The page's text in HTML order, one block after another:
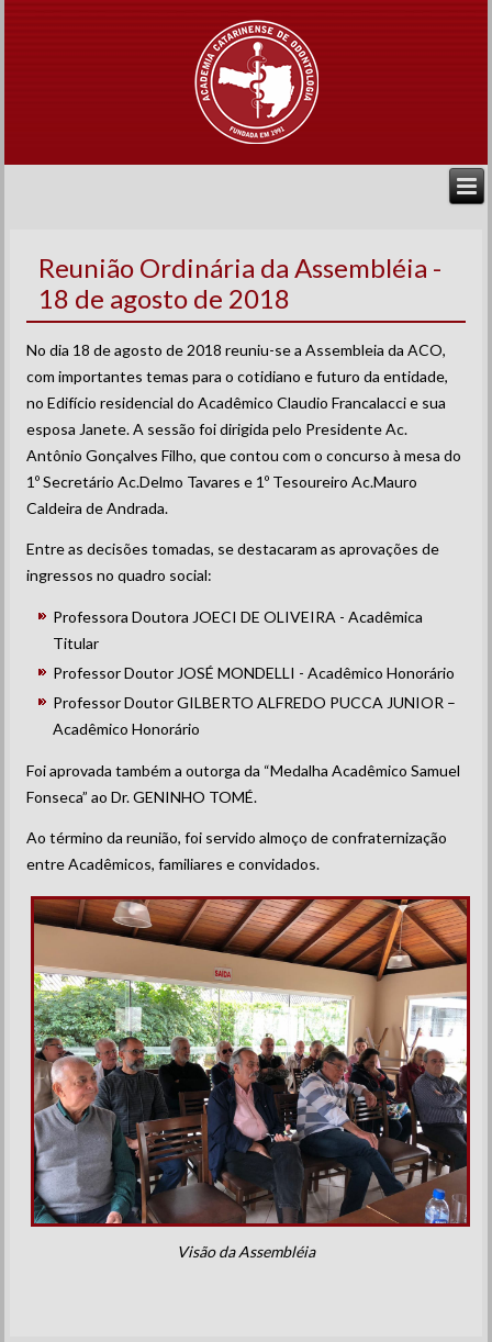
Reunião Ordinária da Assembléia -
18 de agosto de 2018
No dia 18 de agosto de 2018 reuniu-se a Assembleia da ACO,
com importantes temas para o cotidiano e futuro da entidade,
no Edifício residencial do Acadêmico Claudio Francalacci e sua
esposa Janete. A sessão foi dirigida pelo Presidente Ac.
Antônio Gonçalves Filho, que contou com o concurso à mesa do
1º Secretário Ac.Delmo Tavares e 1º Tesoureiro Ac.Mauro
Caldeira de Andrada.
Entre as decisões tomadas, se destacaram as aprovações de
ingressos no quadro social:
Professora Doutora JOECI DE OLIVEIRA - Acadêmica
Titular
Professor Doutor JOSÉ MONDELLI - Acadêmico Honorário
Professor Doutor GILBERTO ALFREDO PUCCA JUNIOR –
Acadêmico Honorário
Foi aprovada também a outorga da “Medalha Acadêmico Samuel
Fonseca” ao Dr. GENINHO TOMÉ.
Ao término da reunião, foi servido almoço de confraternização
entre Acadêmicos, familiares e convidados.
Visão da Assembléia